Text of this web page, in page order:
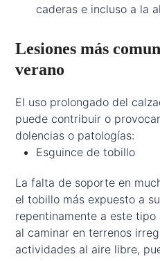
caderas e incluso a la
Lesiones más
verano
El uso prolongado del
puede contribuir o
dolencias o patologías:
Esguince de tobillo
La falta de soporte en
el tobillo más expuesto a
repentinamente a este
al caminar en terrenos
actividades al aire libre,